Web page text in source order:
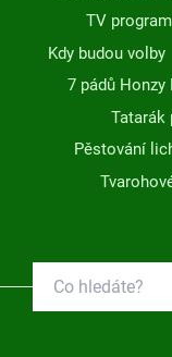
TV program
Kdy budou volby
7 pádů Honzy
Tatarák
Pěstování